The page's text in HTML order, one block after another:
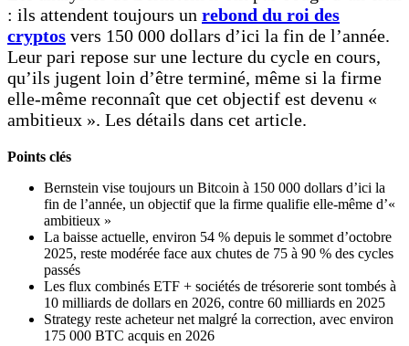
: ils attendent toujours un rebond du roi des
cryptos vers 150 000 dollars d’ici la fin de l’année.
Leur pari repose sur une lecture du cycle en cours,
qu’ils jugent loin d’être terminé, même si la firme
elle-même reconnaît que cet objectif est devenu «
ambitieux ». Les détails dans cet article.
Points clés
Bernstein vise toujours un Bitcoin à 150 000 dollars d’ici la
fin de l’année, un objectif que la firme qualifie elle-même d’«
ambitieux »
La baisse actuelle, environ 54 % depuis le sommet d’octobre
2025, reste modérée face aux chutes de 75 à 90 % des cycles
passés
Les flux combinés ETF + sociétés de trésorerie sont tombés à
10 milliards de dollars en 2026, contre 60 milliards en 2025
Strategy reste acheteur net malgré la correction, avec environ
175 000 BTC acquis en 2026